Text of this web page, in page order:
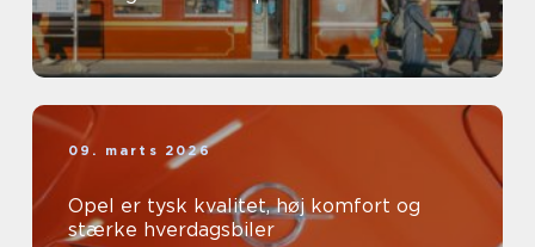
09. marts 2026
Opel er tysk kvalitet, høj komfort og
stærke hverdagsbiler